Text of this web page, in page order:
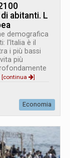
abitanti. L
demografica
l'Italia è il
i più bassi
più
[continua
]
Economia